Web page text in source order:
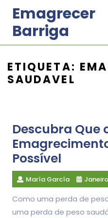
content
Emagrecer
Barriga
ETIQUETA:
SAUDAVEL
Descubra Que
Possível
María García
Como uma perda de
uma perda de peso